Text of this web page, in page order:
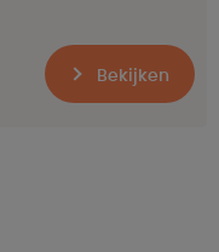
Bekijken